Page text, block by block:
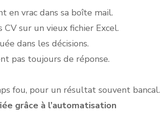
en vrac dans sa boîte mail.
sur un vieux fichier Excel.
dans les décisions.
pas toujours de réponse.
fou, pour un résultat souvent bancal.
grâce à l’automatisation